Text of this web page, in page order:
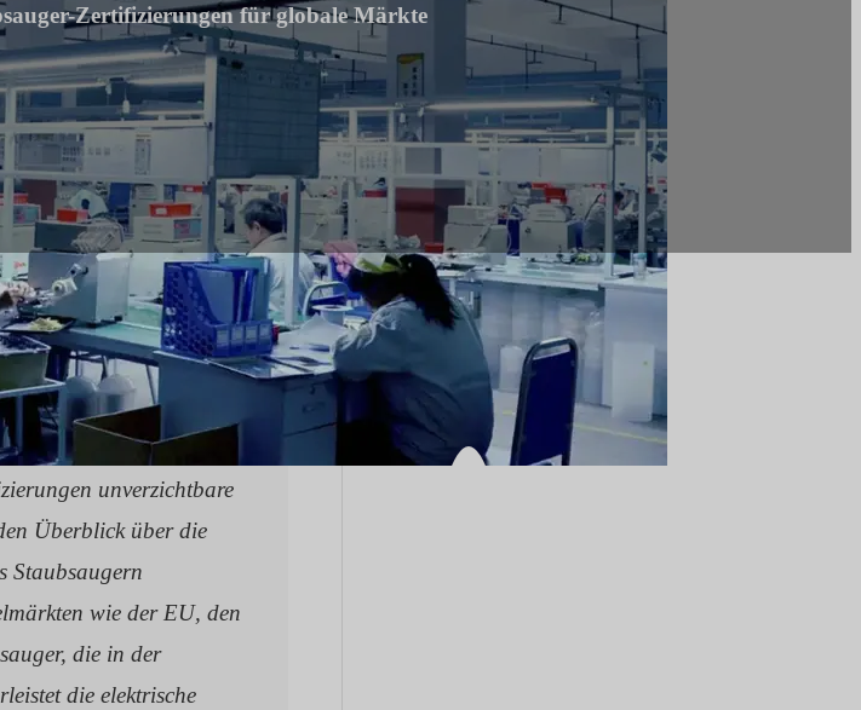
Zertifizierungen für globale Märkte
unverzichtbare
Überblick über die
Staubsaugern
wie der EU, den
die in der
die elektrische